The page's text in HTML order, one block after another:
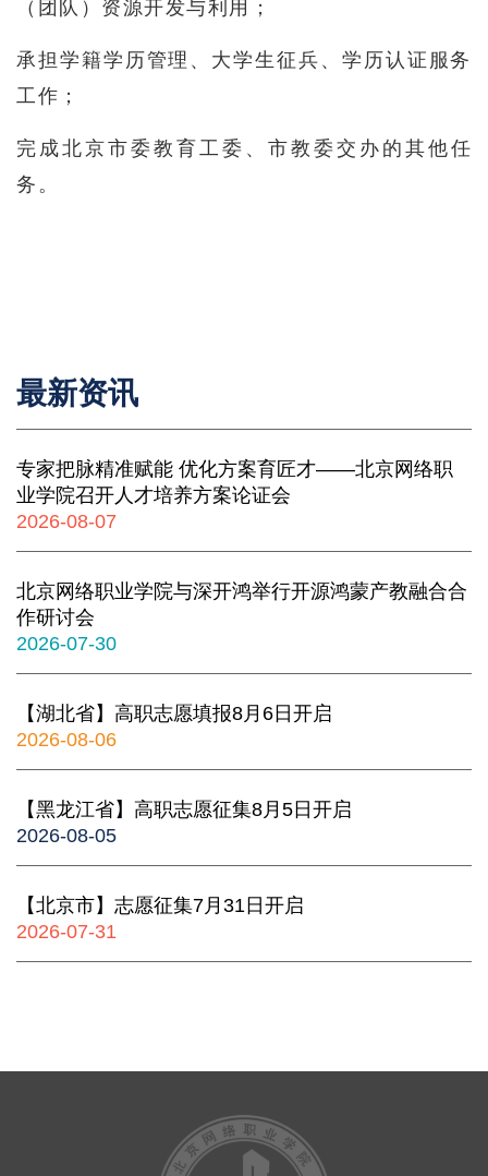
（团队）资源开发与利用；
承担学籍学历管理、大学生征兵、学历认证服务
工作；
完成北京市委教育工委、市教委交办的其他任
务。
最新资讯
专家把脉精准赋能 优化方案育匠才——北京网络职
业学院召开人才培养方案论证会
2026-08-07
北京网络职业学院与深开鸿举行开源鸿蒙产教融合合
作研讨会
2026-07-30
【湖北省】高职志愿填报8月6日开启
2026-08-06
【黑龙江省】高职志愿征集8月5日开启
2026-08-05
【北京市】志愿征集7月31日开启
2026-07-31